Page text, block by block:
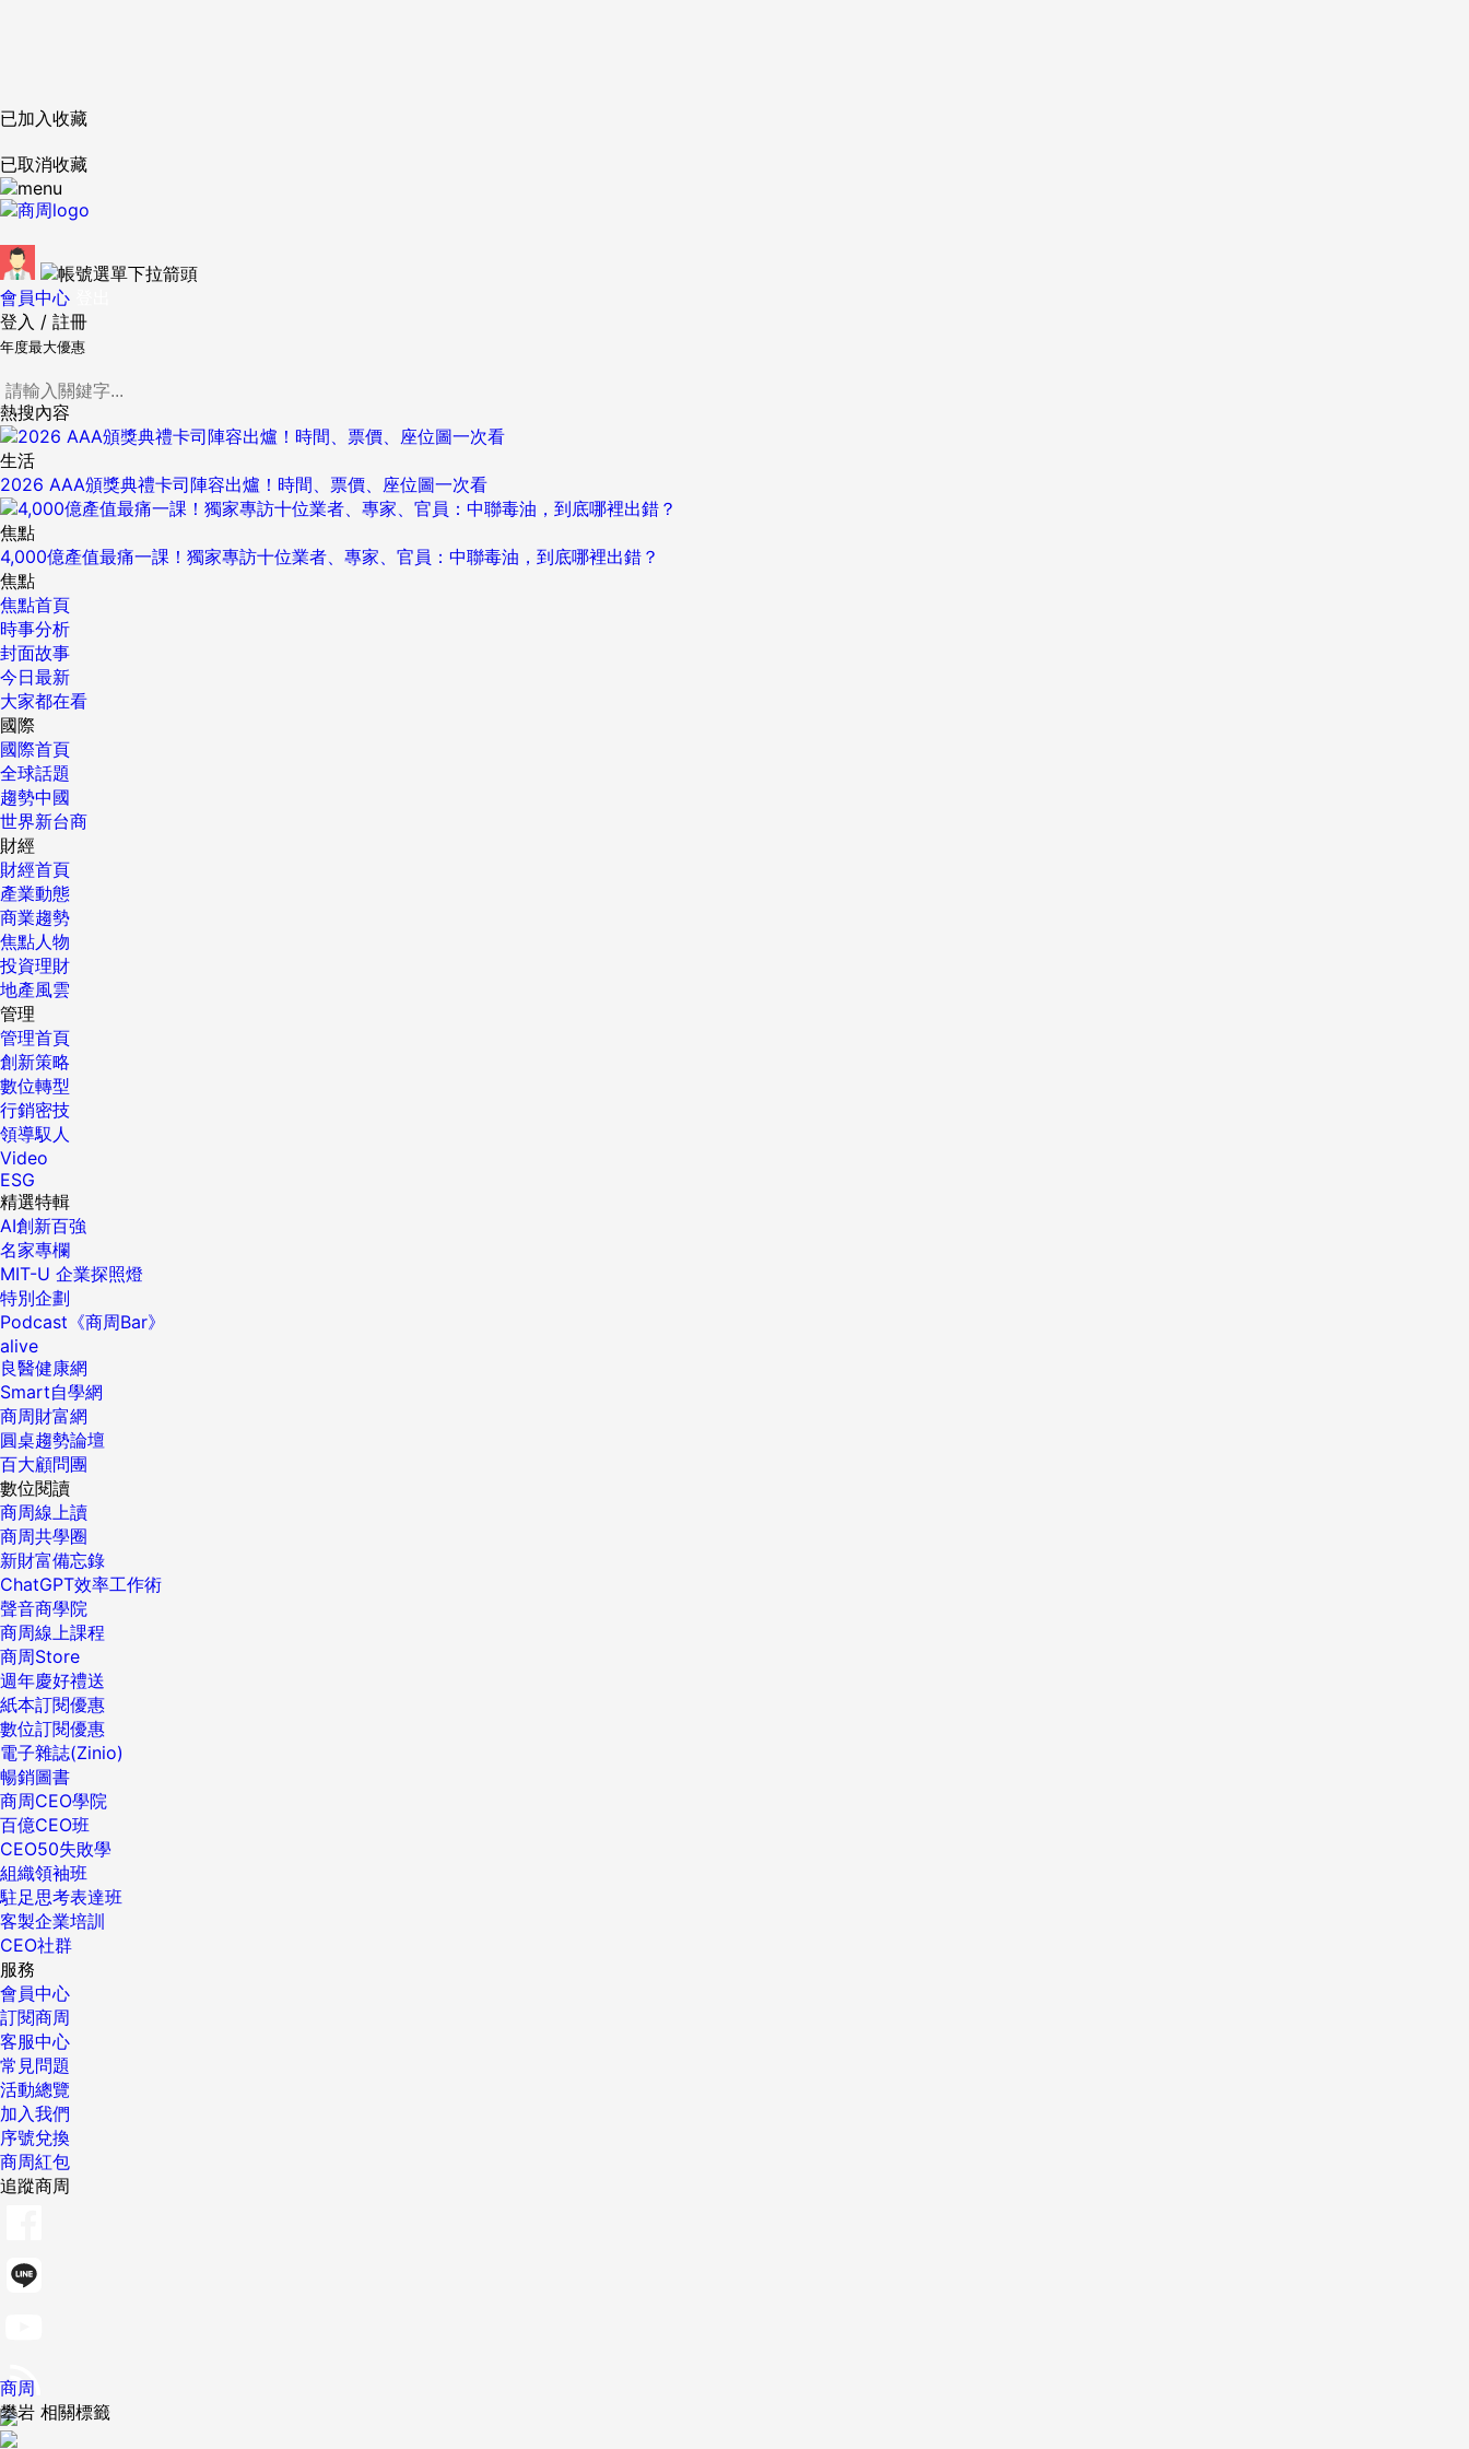
已加入收藏
已取消收藏
會員中心
登入 / 註冊
年度最大優惠
熱搜內容
生活
2026 AAA頒獎典禮卡司陣容出爐！時間、票價、座位圖一次看
焦點
4,000億產值最痛一課！獨家專訪十位業者、專家、官員：中聯毒油，到底哪裡出錯？
焦點
焦點首頁
時事分析
封面故事
今日最新
大家都在看
國際
國際首頁
全球話題
趨勢中國
世界新台商
財經
財經首頁
產業動態
商業趨勢
焦點人物
投資理財
地產風雲
管理
管理首頁
創新策略
數位轉型
行銷密技
領導馭人
Video
ESG
精選特輯
AI創新百強
名家專欄
MIT-U 企業探照燈
特別企劃
Podcast《商周Bar》
alive
良醫健康網
Smart自學網
商周財富網
圓桌趨勢論壇
百大顧問團
數位閱讀
商周線上讀
商周共學圈
新財富備忘錄
ChatGPT效率工作術
聲音商學院
商周線上課程
商周Store
週年慶好禮送
紙本訂閱優惠
數位訂閱優惠
電子雜誌(Zinio)
暢銷圖書
商周CEO學院
百億CEO班
CEO50失敗學
組織領袖班
駐足思考表達班
客製企業培訓
CEO社群
服務
會員中心
訂閱商周
客服中心
常見問題
活動總覽
加入我們
序號兌換
商周紅包
追蹤商周
商周
攀岩 相關標籤